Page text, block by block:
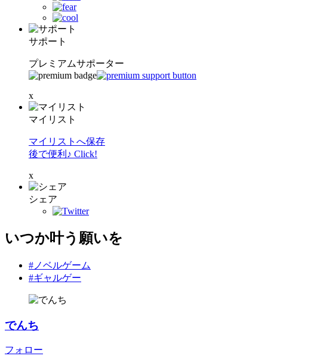
サポート
プレミアムサポーター
x
マイリスト
マイリストへ保存
後で便利♪ Click!
x
シェア
いつか叶う願いを
#ノベルゲーム
#ギャルゲー
でんち
フォロー